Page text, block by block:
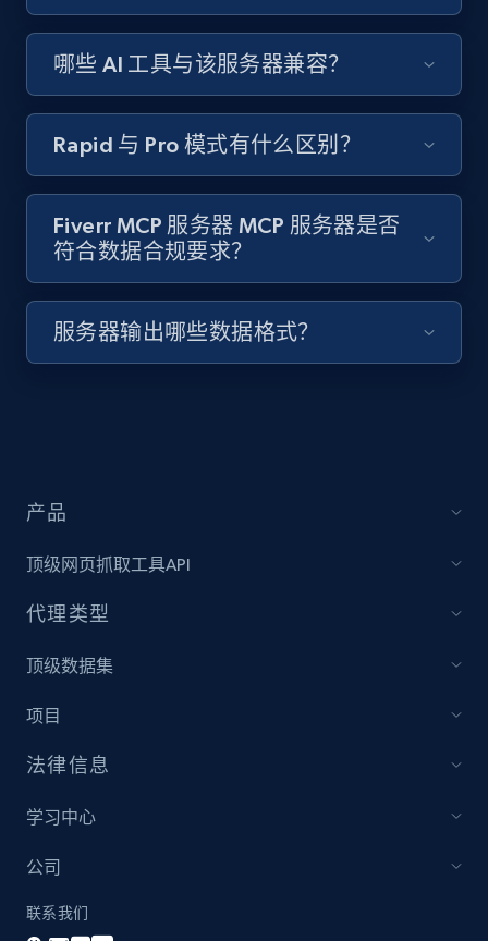
哪些 AI 工具与该服务器兼容？
Rapid 与 Pro 模式有什么区别？
Fiverr MCP 服务器 MCP 服务器是否
符合数据合规要求？
服务器输出哪些数据格式？
产品
顶级网页抓取工具API
代理类型
顶级数据集
项目
法律信息
学习中心
公司
联系我们